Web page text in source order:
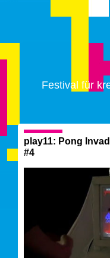
Festival für
play11: Pong
#4